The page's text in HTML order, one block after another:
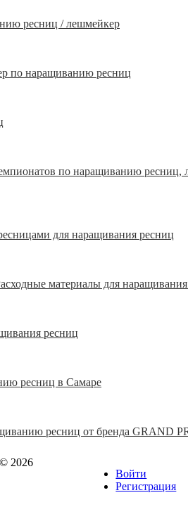
ресниц / лешмейкер
по наращиванию ресниц
по наращиванию
для наращивания ресниц
материалы для
ресниц
ресниц в Самаре
ресниц от бренда GRAND
Войти
Регистрация
© 2026